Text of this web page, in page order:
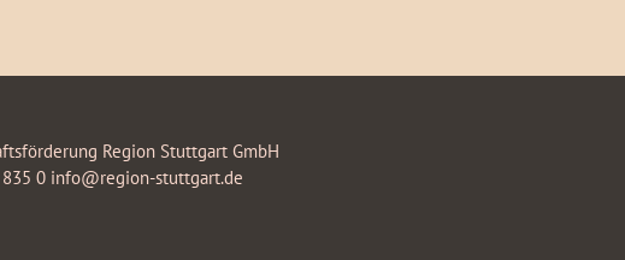
Region Stuttgart GmbH
0 info@region-stuttgart.de